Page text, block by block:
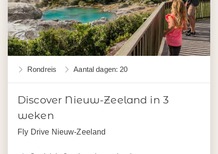
Rondreis Aantal dagen: 20
Discover Nieuw-Zeeland in 3
weken
Fly Drive Nieuw-Zeeland